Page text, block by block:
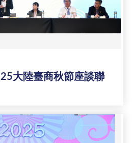
大陸臺商秋節座談聯